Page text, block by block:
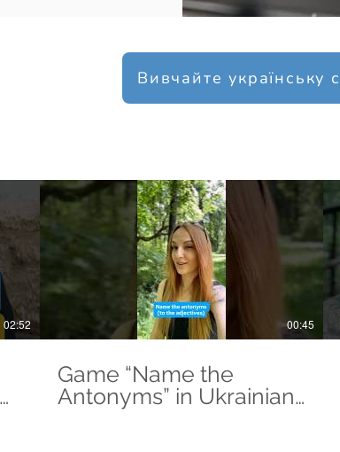
Вивчайте українську
02:52 00:45
Game “Name the
Antonyms” in Ukrainian
#learnukrainian